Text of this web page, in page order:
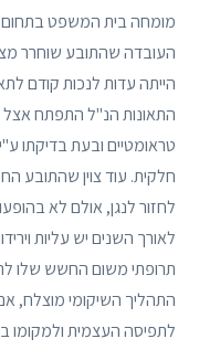
מומחה בית המשפט בתחום
העובדה שהתובע שוחרר
הייתה עדות לנכות קודם
התאונות הנ"ל התפתח אצל
טראומטיים ובעת בדיקתו
חלקית. עוד צוין שהתובע
לחזור לנגן, אולם לא
לאורך השנים יש עליות
תרופתי משום החשש שלו
התהליך השיקומי מוצלח,
לתפיסה העצמית ולמקומו